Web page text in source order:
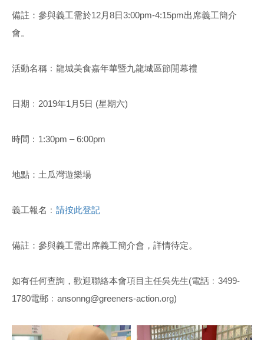
備註：參與義工需於12月8日3:00pm-4:15pm出席義工簡介
會。
活動名稱﹕龍城美食嘉年華暨九龍城區節開幕禮
日期﹕2019年1月5日 (星期六)
時間﹕1:30pm – 6:00pm
地點：土瓜灣遊樂場
義工報名﹕ 請按此登記
備註：參與義工需出席義工簡介會，詳情待定。
如有任何查詢，歡迎聯絡本會項目主任吳先生(電話﹕3499-
1780電郵﹕ansonng@greeners-action.org)